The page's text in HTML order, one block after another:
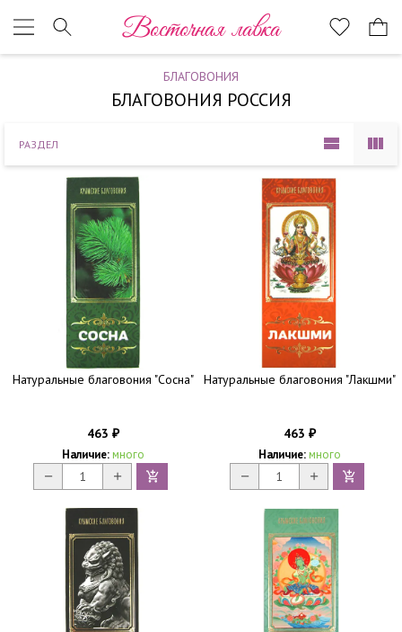
Восточная лавка
БЛАГОВОНИЯ
БЛАГОВОНИЯ РОССИЯ
РАЗДЕЛ
Натуральные благовония "Сосна"
463 ₽
Наличие: много
Натуральные благовония "Лакшми"
463 ₽
Наличие: много